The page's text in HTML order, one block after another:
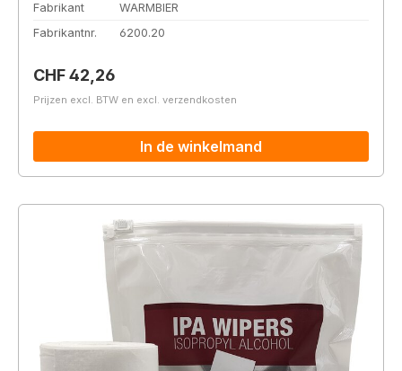
Fabrikant
WARMBIER
Fabrikantnr.
6200.20
Normale prijs:
CHF 42,26
Prijzen excl. BTW en excl. verzendkosten
In de winkelmand